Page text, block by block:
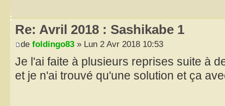
Re: Avril 2018 : Sashikabe 1
de foldingo83 » Lun 2 Avr 2018 10:53
Je l'ai faite à plusieurs reprises suite à
et je n'ai trouvé qu'une solution et ça